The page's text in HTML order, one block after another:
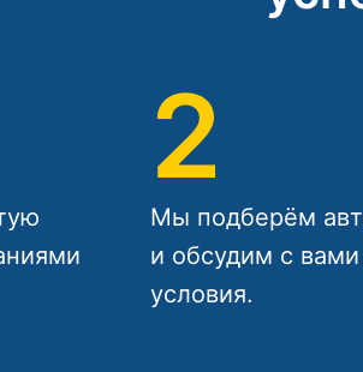
2
Мы подберём
и обсудим с вами
условия.